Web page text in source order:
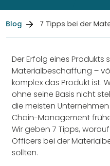
Blog 7 Tipps bei der
Der Erfolg eines
Materialbeschaffung –
komplex das Produkt ist.
ohne seine Basis nicht
die meisten
Chain-Management
Wir geben 7 Tipps,
Officers bei der
sollten.